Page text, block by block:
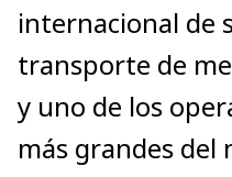
internacional de
transporte de
y uno de los
más grandes del